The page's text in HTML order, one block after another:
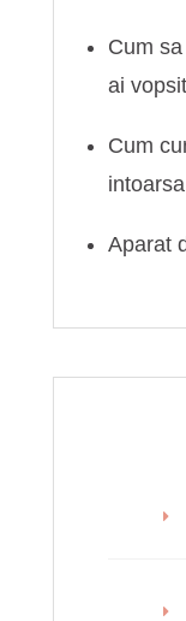
Cum
ai
Cum
intoarsa
Aparat